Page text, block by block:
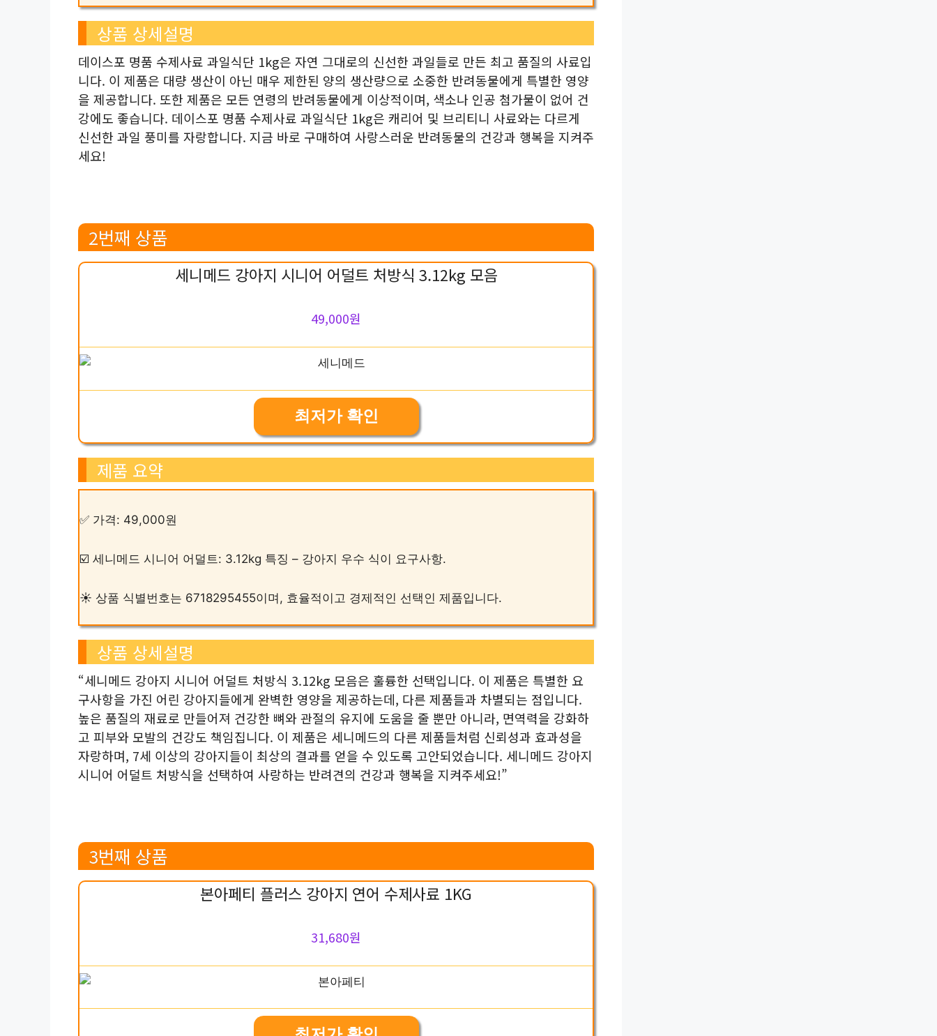
상품 상세설명
데이스포 명품 수제사료 과일식단 1kg은 자연 그대로의 신선한 과일들로 만든 최고 품질의 사료입
니다. 이 제품은 대량 생산이 아닌 매우 제한된 양의 생산량으로 소중한 반려동물에게 특별한 영양
을 제공합니다. 또한 제품은 모든 연령의 반려동물에게 이상적이며, 색소나 인공 첨가물이 없어 건
강에도 좋습니다. 데이스포 명품 수제사료 과일식단 1kg은 캐리어 및 브리티니 사료와는 다르게
신선한 과일 풍미를 자랑합니다. 지금 바로 구매하여 사랑스러운 반려동물의 건강과 행복을 지켜주
세요!
2번째 상품
세니메드 강아지 시니어 어덜트 처방식 3.12kg 모음
49,000원
최저가 확인
제품 요약
✅ 가격: 49,000원
☑️ 세니메드 시니어 어덜트: 3.12kg 특징 – 강아지 우수 식이 요구사항.
☀️ 상품 식별번호는 6718295455이며, 효율적이고 경제적인 선택인 제품입니다.
상품 상세설명
“세니메드 강아지 시니어 어덜트 처방식 3.12kg 모음은 훌륭한 선택입니다. 이 제품은 특별한 요
구사항을 가진 어린 강아지들에게 완벽한 영양을 제공하는데, 다른 제품들과 차별되는 점입니다.
높은 품질의 재료로 만들어져 건강한 뼈와 관절의 유지에 도움을 줄 뿐만 아니라, 면역력을 강화하
고 피부와 모발의 건강도 책임집니다. 이 제품은 세니메드의 다른 제품들처럼 신뢰성과 효과성을
자랑하며, 7세 이상의 강아지들이 최상의 결과를 얻을 수 있도록 고안되었습니다. 세니메드 강아지
시니어 어덜트 처방식을 선택하여 사랑하는 반려견의 건강과 행복을 지켜주세요!”
3번째 상품
본아페티 플러스 강아지 연어 수제사료 1KG
31,680원